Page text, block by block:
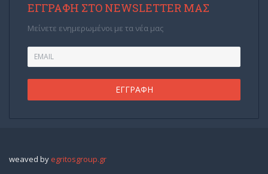
ΕΓΓΡΑΦΉ ΣΤΟ NEWSLETTER ΜΑΣ
Μείνετε ενημερωμένοι με τα νέα μας
weaved by egritosgroup.gr